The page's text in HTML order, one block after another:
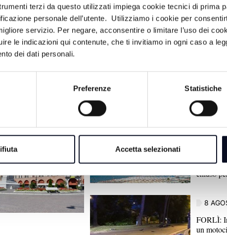
terzi da questo utilizzati impiega cookie tecnici di prima
personale dell’utente. Utilizziamo i cookie per
servizio. Per negare, acconsentire o limitare l’uso dei
le indicazioni qui contenute, che ti invitiamo in ogni caso a
dei dati personali.
Preferenze Statistiche
Accetta selezionati
CRONACA
8
a
chiuso
8
FORLÌ:
un